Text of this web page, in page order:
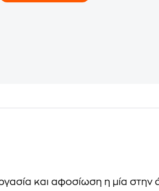
και αφοσίωση η μία